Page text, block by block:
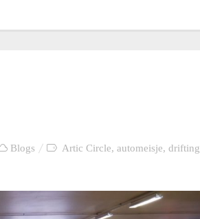
Blogs Artic Circle, automeisje, drifting